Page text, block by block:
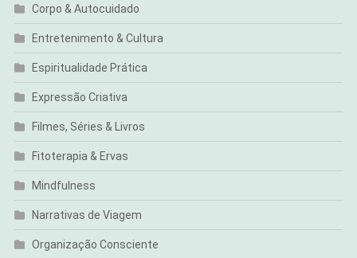
Corpo & Autocuidado
Entretenimento & Cultura
Espiritualidade Prática
Expressão Criativa
Filmes, Séries & Livros
Fitoterapia & Ervas
Mindfulness
Narrativas de Viagem
Organização Consciente